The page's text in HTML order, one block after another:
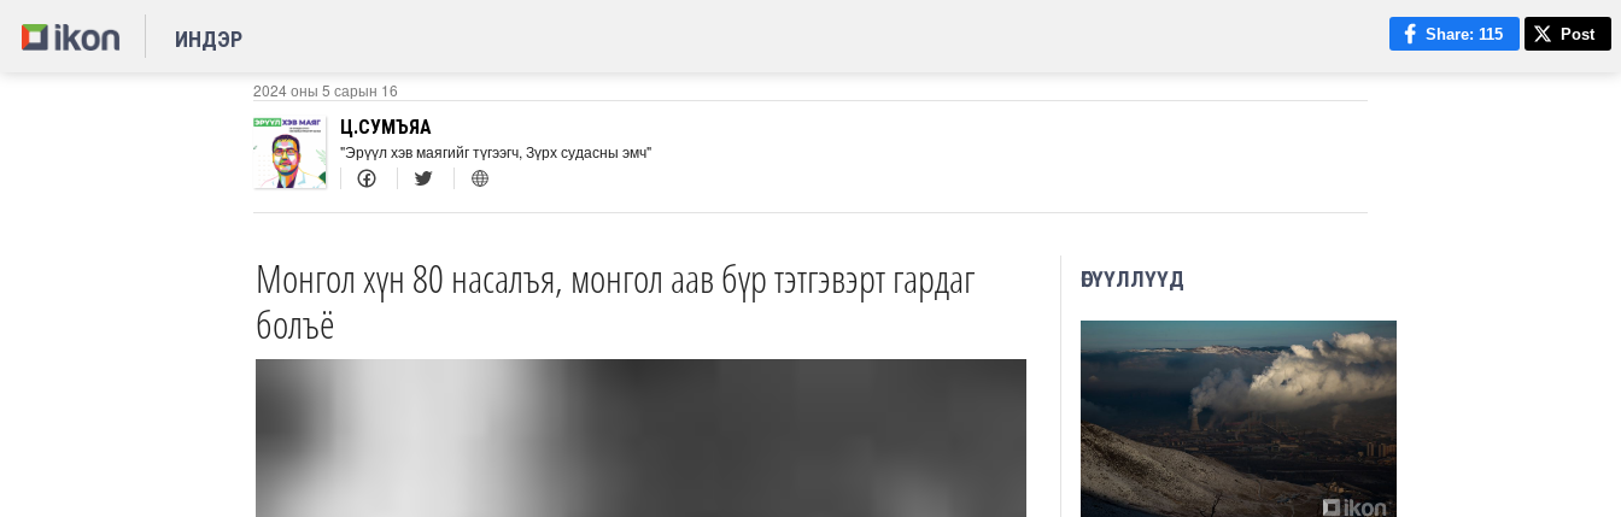
ИНДЭР Share: 115 Post
2024 оны 5 сарын 16
Ц.СУМЪЯА
"Эрүүл хэв маягийг түгээгч, Зүрх судасны эмч"
Монгол хүн 80 насалъя, монгол аав бүр тэтгэвэрт гардаг
болъё
ӨГҮҮЛЛҮҮД